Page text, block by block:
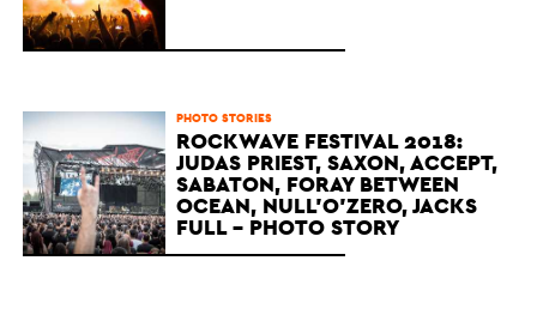
PHOTO STORIES
ROCKWAVE FESTIVAL 2018:
JUDAS PRIEST, SAXON, ACCEPT,
SABATON, FORAY BETWEEN
OCEAN, NULL'O'ZERO, JACKS
FULL - PHOTO STORY